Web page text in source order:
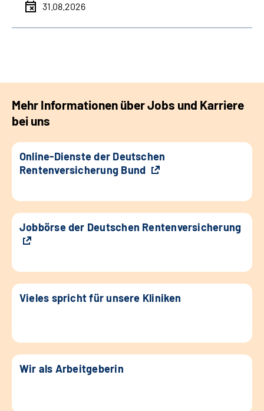
31.08.2026
Mehr Informationen über Jobs und Karriere
bei uns
Online-Dienste der Deutschen
Rentenversicherung Bund
Jobbörse der Deutschen Rentenversicherung
Vieles spricht für unsere Kliniken
Wir als Arbeitgeberin